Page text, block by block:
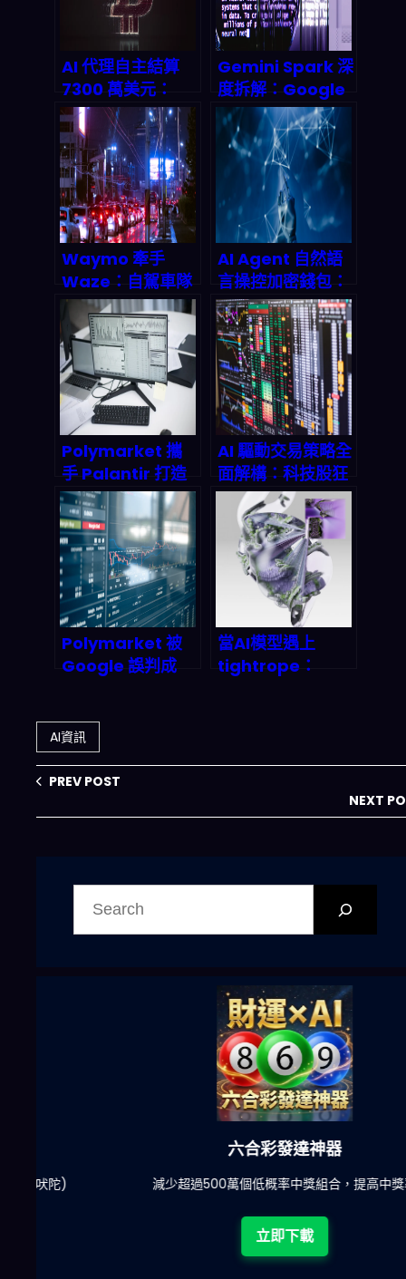
AI 代理自主結算
7300 萬美元：
Crypto Rails 如
何改寫機器經濟的
支付底層邏輯
Gemini Spark 深
度拆解：Google
2026 I/O 個人 AI
代理如何改寫你的
工作流遊戲規則
Waymo 牽手
Waze：自駕車隊
路況數據進入城市
路網，2026 智慧
交通會變得更「可
預測」而不是更
「擁堵」
AI Agent 自然語
言操控加密錢包：
Human.tech 如
何讓人工智慧「開
口就能轉帳」
Polymarket 攜
手 Palantir 打造
AI 體育監控革命：
預測市場的 2026
新_game rules
AI 驅動交易策略全
面解構：科技股狂
飆背後的隱藏邏輯
與新興市場爆發路
Polymarket 被
Google 誤判成
市場自動化到底要
怎麼活下去？
當AI模型遇上
tightrope：
AI資訊
PREV POST
NEXT
六合彩發達神器
減少超過500萬個低概率中獎組合，提高中獎率
立即下載